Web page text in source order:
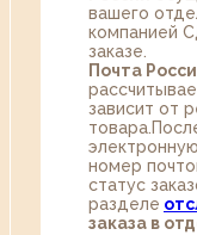
вашего
компанией
заказе.
Почта
зависит от
номер
статус
разделе
заказа в